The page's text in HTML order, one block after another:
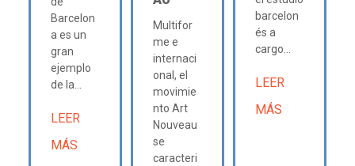
Barcelon
a es un
gran
ejemplo
de la...
LEER
MÁS
Multifor
me e
internaci
onal, el
movimie
nto Art
Nouveau
se
caracteri
barcelon
és a
cargo...
LEER
MÁS